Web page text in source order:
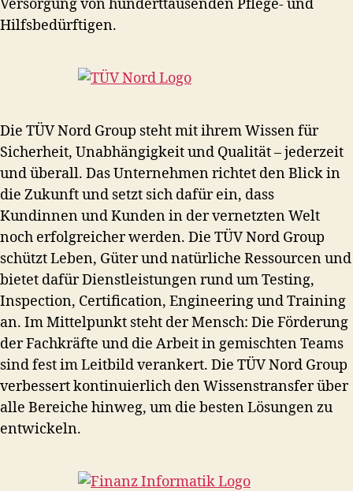
Versorgung von hunderttausenden Pflege- und
Hilfsbedürftigen.
Die TÜV Nord Group steht mit ihrem Wissen für
Sicherheit, Unabhängigkeit und Qualität – jederzeit
und überall. Das Unternehmen richtet den Blick in
die Zukunft und setzt sich dafür ein, dass
Kundinnen und Kunden in der vernetzten Welt
noch erfolgreicher werden. Die TÜV Nord Group
schützt Leben, Güter und natürliche Ressourcen und
bietet dafür Dienstleistungen rund um Testing,
Inspection, Certification, Engineering und Training
an. Im Mittelpunkt steht der Mensch: Die Förderung
der Fachkräfte und die Arbeit in gemischten Teams
sind fest im Leitbild verankert. Die TÜV Nord Group
verbessert kontinuierlich den Wissenstransfer über
alle Bereiche hinweg, um die besten Lösungen zu
entwickeln.